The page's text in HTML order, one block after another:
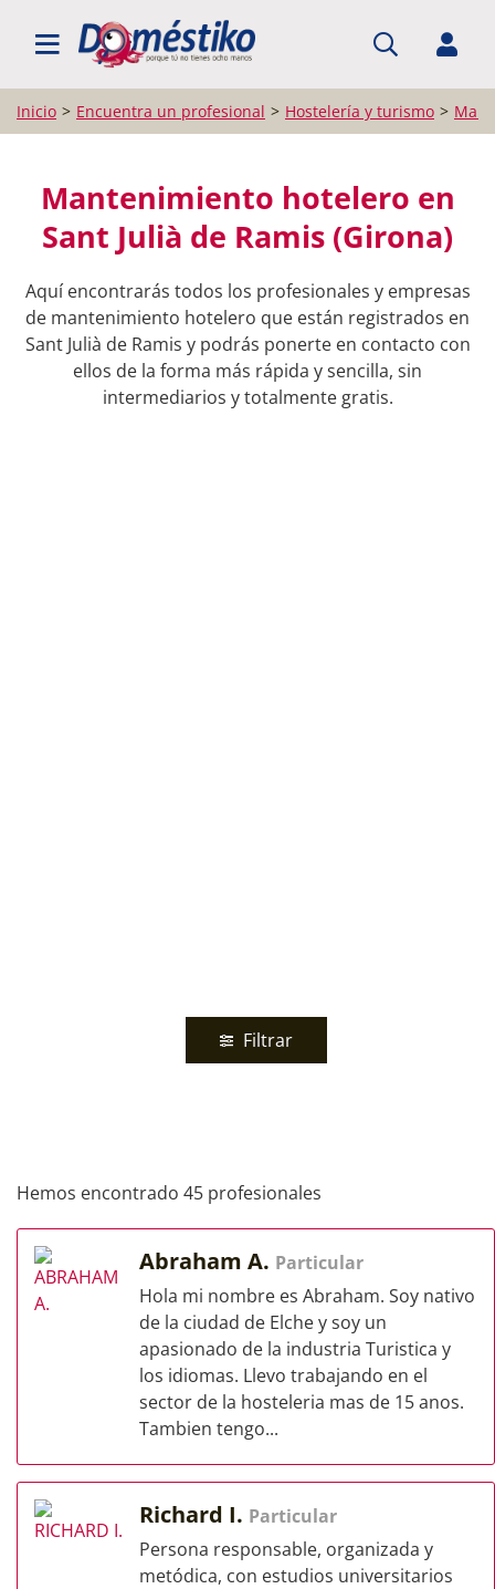
BUSCAR PROFESIONALES
Inicio Encuentra un profesional Hostelería y turismo
Mantenimiento hotelero en
Sant Julià de Ramis (Girona)
Aquí encontrarás todos los profesionales y empresas
de mantenimiento hotelero que están registrados en
Sant Julià de Ramis y podrás ponerte en contacto con
ellos de la forma más rápida y sencilla, sin
intermediarios y totalmente gratis.
Filtrar
Hemos encontrado 45 profesionales
Abraham A. Particular
Hola mi nombre es Abraham. Soy nativo
de la ciudad de Elche y soy un
apasionado de la industria Turistica y
los idiomas. Llevo trabajando en el
sector de la hosteleria mas de 15 anos.
Tambien tengo...
Richard I. Particular
Persona responsable, organizada y
metódica, con estudios universitarios